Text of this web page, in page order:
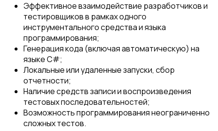
Эффективное взаимодействие разработчиков и
тестировщиков в рамках одного
инструментального средства и языка
программирования;
Генерация кода (включая автоматическую) на
языке C#;
Локальные или удаленные запуски, сбор
отчетности;
Наличие средств записи и воспроизведения
тестовых последовательностей;
Возможность программирования неограниченно
сложных тестов.